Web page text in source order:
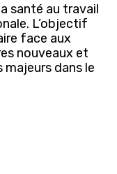
santé au travail
L’objectif
face aux
nouveaux et
dans le